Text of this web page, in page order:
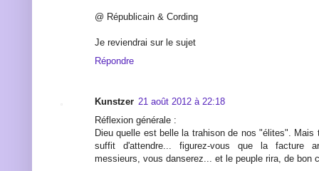
@ Républicain & Cording
Je reviendrai sur le sujet
Répondre
Kunstzer 21 août 2012 à 22:18
Réflexion générale :
Dieu quelle est belle la trahison de nos "élites".
suffit d'attendre... figurez-vous que la facture
messieurs, vous danserez... et le peuple rira, de bon